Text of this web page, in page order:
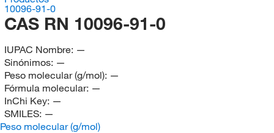
10096-91-0
CAS RN 10096-91-0
IUPAC Nombre: —
Sinónimos: —
Peso molecular (g/mol): —
Fórmula molecular: —
InChi Key: —
SMILES: —
Peso molecular (g/mol)